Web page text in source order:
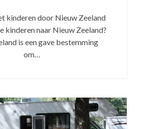
kinderen door Nieuw Zeeland
kinderen naar Nieuw Zeeland?
is een gave bestemming
om…